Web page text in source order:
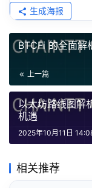
生成海报
BTCFi 的全面解
上一篇
以太坊路线图解
机遇
2025年10月11日
相关推荐